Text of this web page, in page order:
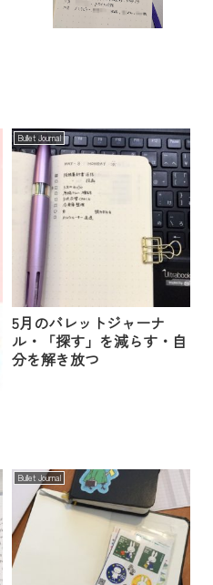
Bullet Journal
5月のバレットジャーナ
ル・「探す」を減らす・自
分を解き放つ
Bullet Journal